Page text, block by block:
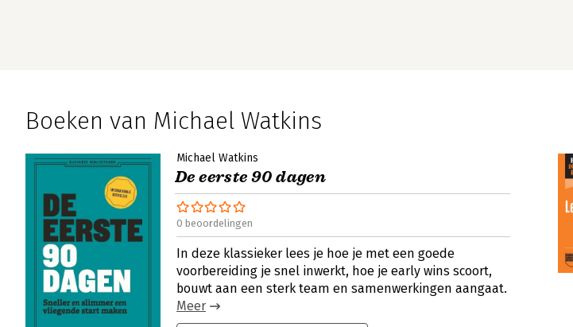
Boeken van Michael Watkins
Michael Watkins
De eerste 90 dagen
0 beoordelingen
In deze klassieker lees je hoe je met een goede
voorbereiding je snel inwerkt, hoe je early wins scoort,
bouwt aan een sterk team en samenwerkingen aangaat.
Meer